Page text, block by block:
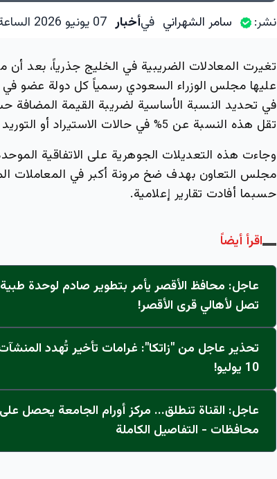
نشر: سامر الشهراني فيأخبار 07 يونيو 2026 الساعة 09:40 صباحاً
تغيرت المعادلات الضريبية في الخليج جذرياً، بعد
عليها مجلس الوزراء السعودي رسمياً كل دولة عضو
في تحديد النسبة الأساسية لضريبة القيمة المضافة
تقل هذه النسبة عن 5%
في حالات الاستيراد أو
وجاءت هذه التعديلات الجوهرية على الاتفاقية
مجلس التعاون بهدف ضخ مرونة أكبر في المعاملات
حسبما أفادت تقارير إعلامية.
اقرأ أيضاً
عاجل: محافظ الأقصر يأمر بتطوير صادم لوحدة
تصل لأهالي قرى الأقصر!
تحذير عاجل من "زاتكا": غرامات تأخير تُهدد
10 يوليو!
محافظات - التفاصيل الكاملة